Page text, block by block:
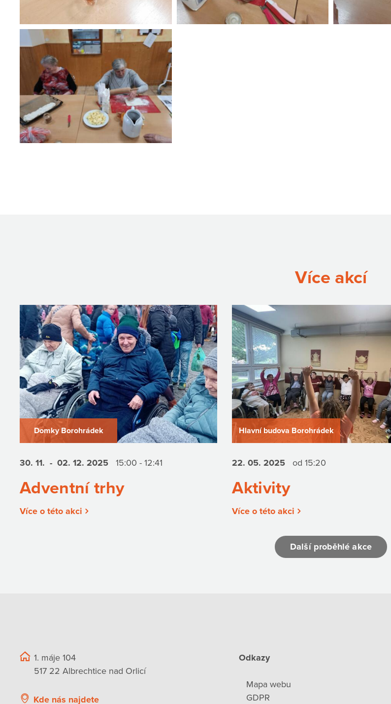
Více akcí
Domky Borohrádek
30. 11. - 02. 12. 2025 15:00 - 12:41
Adventní trhy
Více o této akci
Hlavní budova Borohrádek
22. 05.2025 od 15:20
Aktivity
Více o této akci
Další proběhlé akce
1. máje 104
517 22 Albrechtice nad Orlicí
Kde nás najdete
Odkazy
Mapa webu
GDPR